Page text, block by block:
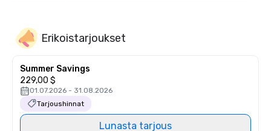
Erikoistarjoukset
Summer Savings
229,00 $
01.07.2026 - 31.08.2026
Tarjoushinnat
Lunasta tarjous